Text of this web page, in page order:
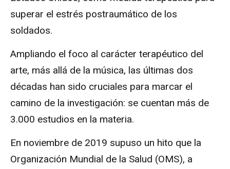
superar el estrés postraumático de los
soldados.
Ampliando el foco al carácter terapéutico del
arte, más allá de la música, las últimas dos
décadas han sido cruciales para marcar el
camino de la investigación: se cuentan más de
3.000 estudios en la materia.
En noviembre de 2019 supuso un hito que la
Organización Mundial de la Salud (OMS), a